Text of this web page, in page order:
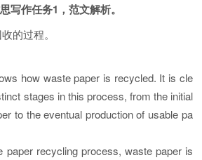
写作任务1，范文解析。
的过程。
how waste paper is recycled. It is cle
stages in this process, from the initial
to the eventual production of usable pa
paper recycling process, waste paper is